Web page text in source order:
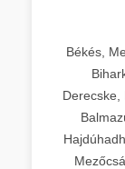
Békés,
Derecske,